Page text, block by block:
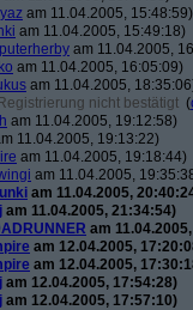
am 11.04.2005, 15:48:59)
am 11.04.2005, 15:49:18)
am 11.04.2005,
am 11.04.2005, 16:05:09)
am 11.04.2005,
nicht bestätigt (
am 11.04.2005, 19:12:58)
11.04.2005, 19:13:22)
am 11.04.2005, 19:18:44)
am 11.04.2005,
am 11.04.2005,
am 11.04.2005, 21:34:54)
am
am 12.04.2005,
am 12.04.2005,
am 12.04.2005, 17:54:28)
am 12.04.2005, 17:57:10)